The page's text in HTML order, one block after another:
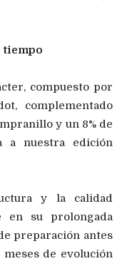
tiempo
compuesto por
complementado
y un 8% de
a nuestra edición
y la calidad
en su prolongada
preparación antes
de evolución